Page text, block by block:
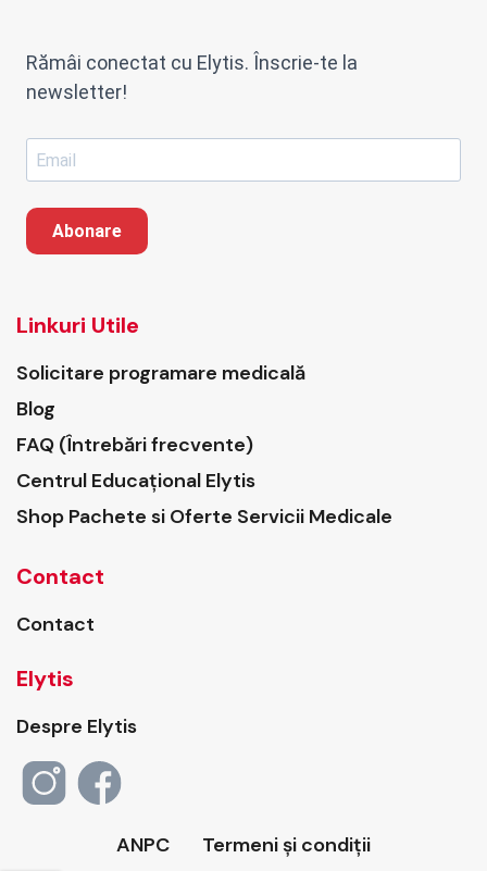
Rămâi conectat cu Elytis. Înscrie-te la
newsletter!
Abonare
Linkuri Utile
Solicitare programare medicală
Blog
FAQ (Întrebări frecvente)
Centrul Educațional Elytis
Shop Pachete si Oferte Servicii Medicale
Contact
Contact
Elytis
Despre Elytis
ANPC
Termeni și condiții